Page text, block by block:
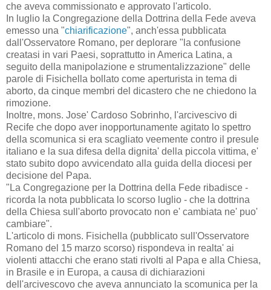
che aveva commissionato e approvato l'articolo.
In luglio la Congregazione della Dottrina della Fede aveva
emesso una "chiarificazione", anch'essa pubblicata
dall'Osservatore Romano, per deplorare "la confusione
creatasi in vari Paesi, soprattutto in America Latina, a
seguito della manipolazione e strumentalizzazione" delle
parole di Fisichella bollato come aperturista in tema di
aborto, da cinque membri del dicastero che ne chiedono la
rimozione.
Inoltre, mons. Jose' Cardoso Sobrinho, l'arcivescivo di
Recife che dopo aver inopportunamente agitato lo spettro
della scomunica si era scagliato veemente contro il presule
italiano e la sua difesa della dignita' della piccola vittima, e'
stato subito dopo avvicendato alla guida della diocesi per
decisione del Papa.
"La Congregazione per la Dottrina della Fede ribadisce -
ricorda la nota pubblicata lo scorso luglio - che la dottrina
della Chiesa sull'aborto provocato non e' cambiata ne' puo'
cambiare".
L'articolo di mons. Fisichella (pubblicato sull'Osservatore
Romano del 15 marzo scorso) rispondeva in realta' ai
violenti attacchi che erano stati rivolti al Papa e alla Chiesa,
in Brasile e in Europa, a causa di dichiarazioni
dell'arcivescovo che aveva annunciato la scomunica per la